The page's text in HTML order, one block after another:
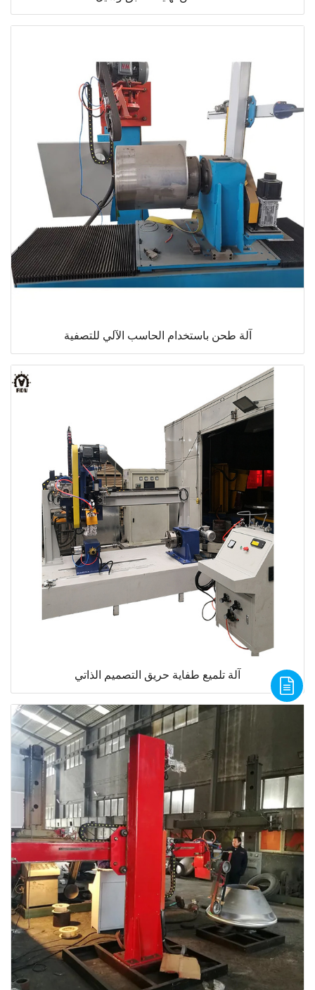
آلة طحن باستخدام الحاسب الآلي للتصفية
آلة تلميع طفاية حريق التصميم الذاتي